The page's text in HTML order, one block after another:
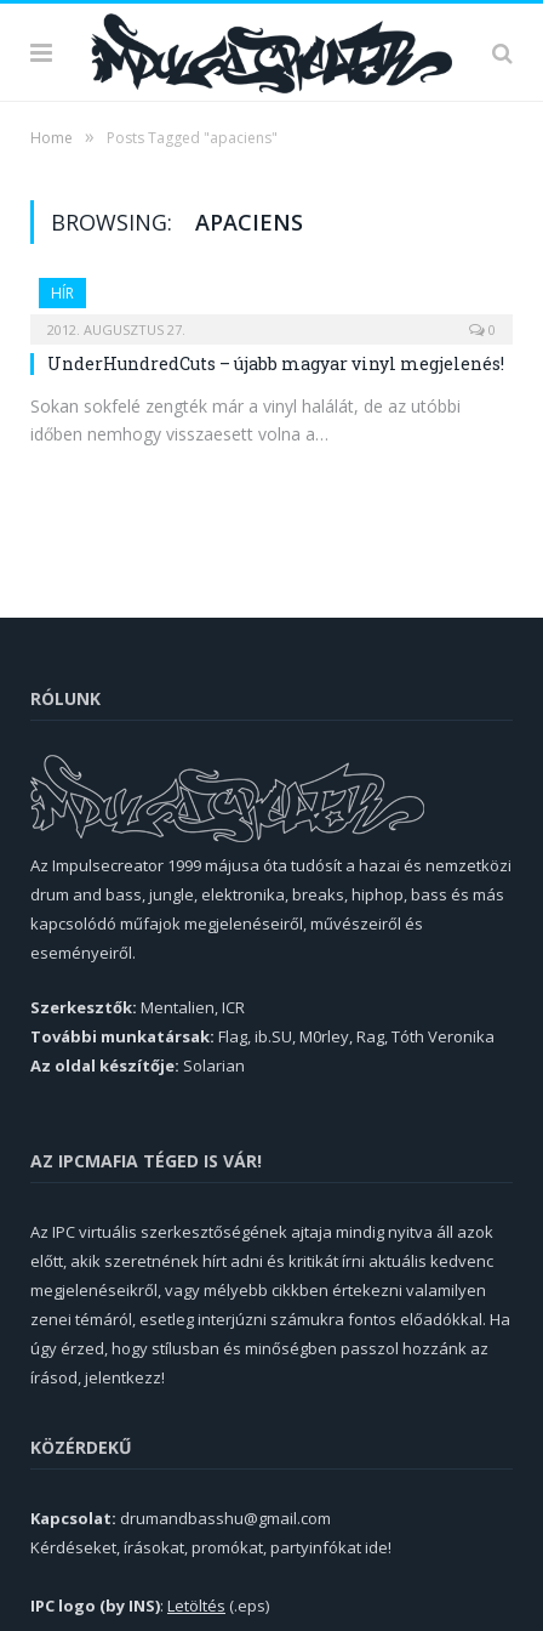
Home » Posts Tagged "apaciens"
BROWSING: APACIENS
HÍR
2012. AUGUSZTUS 27. 0
UnderHundredCuts – újabb magyar vinyl megjelenés!
Sokan sokfelé zengték már a vinyl halálát, de az utóbbi
időben nemhogy visszaesett volna a…
RÓLUNK
Az Impulsecreator 1999 májusa óta tudósít a hazai és nemzetközi
drum and bass, jungle, elektronika, breaks, hiphop, bass és más
kapcsolódó műfajok megjelenéseiről, művészeiről és
eseményeiről.
Szerkesztők: Mentalien, ICR
További munkatársak: Flag, ib.SU, M0rley, Rag, Tóth Veronika
Az oldal készítője: Solarian
AZ IPCMAFIA TÉGED IS VÁR!
Az IPC virtuális szerkesztőségének ajtaja mindig nyitva áll azok
előtt, akik szeretnének hírt adni és kritikát írni aktuális kedvenc
megjelenéseikről, vagy mélyebb cikkben értekezni valamilyen
zenei témáról, esetleg interjúzni számukra fontos előadókkal. Ha
úgy érzed, hogy stílusban és minőségben passzol hozzánk az
írásod, jelentkezz!
KÖZÉRDEKŰ
Kapcsolat: drumandbasshu@gmail.com
Kérdéseket, írásokat, promókat, partyinfókat ide!
IPC logo (by INS): Letöltés (.eps)